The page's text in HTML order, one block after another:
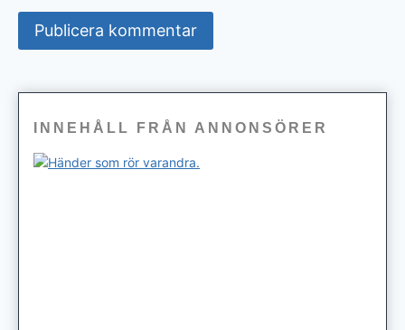
INNEHÅLL FRÅN ANNONSÖRER